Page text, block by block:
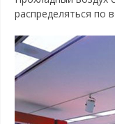
распределяться по